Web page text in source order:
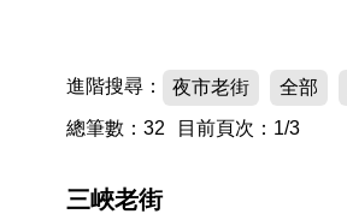
進階搜尋： 夜市老街 全部
總筆數：32
目前頁次：1/3
三峽老街